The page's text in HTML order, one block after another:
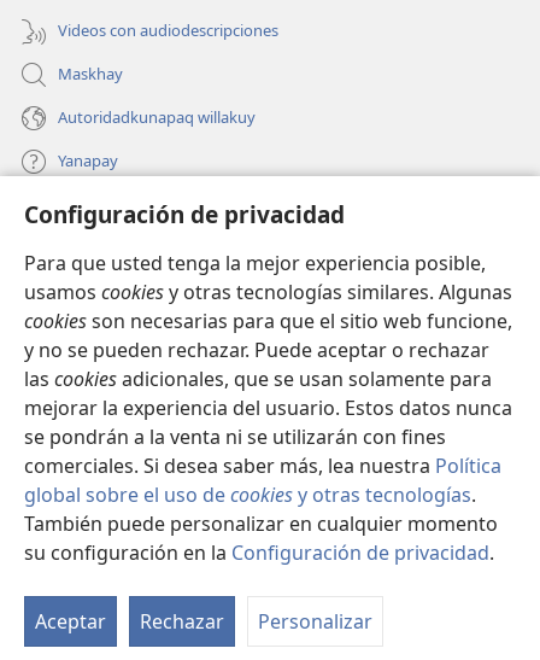
Configuración de privacidad
Para que usted tenga la mejor experiencia posible,
usamos cookiesy otras tecnologías similares. Algunas
cookiesson necesarias para que el sitio web funcione,
y no se pueden rechazar. Puede aceptar o rechazar
las cookiesadicionales, que se usan solamente para
mejorar la experiencia del usuario. Estos datos nunca
se pondrán a la venta ni se utilizarán con fines
comerciales. Si desea saber más, lea nuestra Política
global sobre el uso decookiesy otras tecnologías.
También puede personalizar en cualquier momento
su configuración en la Configuración de privacidad.
Aceptar Rechazar Personalizar
Videos con audiodescripciones
Maskhay
Autoridadkunapaq willakuy
Yanapay
Donacionta churanapaq
una
ventana)
INTERNETPI QELQANCHISKUNA Watchtower™
(abre
una
nueva
ventana)
JW Hub
(abre
una
nueva
ventana)
JW Library ®
Copyright© 2026 Watch Tower Bible and Tract Society of Pennsylvania.
IMATAN RUWAWAQ IMATAN MANA|DATOSKUNATA
WAQAYCHASQAYKUMANTA |CONFIGURACIÓN DE PRIVACIDAD